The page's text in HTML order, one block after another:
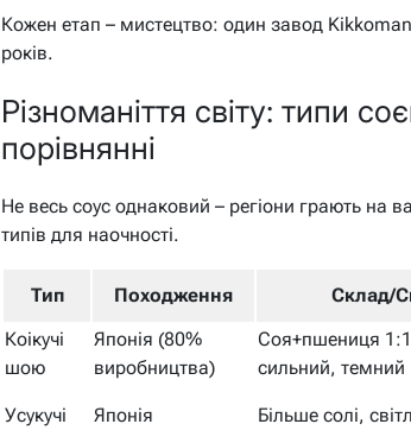
Кожен етап – мистецтво: один завод
років.
Різноманіття світу: типи
порівнянні
Не весь соус однаковий – регіони грають на
типів для наочності.
Тип Походження Склад/
Коікучі
шою
Японія (80%
виробництва)
Соя+пшениця
сильний, темний
Усукучі Японія Більше солі,